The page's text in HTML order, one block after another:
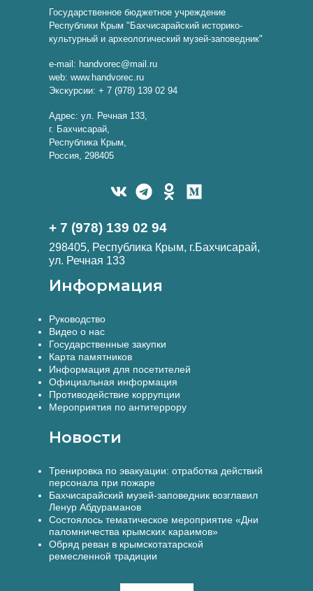
Государственное бюджетное учреждение
Республики Крым "Бахчисарайский историко-
культурный и археологический музей-заповедник"
e-mail: handvorec@mail.ru
web: www.handvorec.ru
Экскурсии: + 7 (978) 139 02 94
Адрес: ул. Речная 133,
г. Бахчисарай,
Республика Крым,
Россия, 298405
+ 7 (978) 139 02 94
298405, Республика Крым, г.Бахчисарай,
ул. Речная 133
Информация
Руководство
Видео о нас
Государственные закупки
Карта памятников
Информация для посетителей
Официальная информация
Противодействие коррупции
Мероприятия по антитеррору
Новости
Тренировка по эвакуации: отработка действий
персонала при пожаре
Бахчисарайский музей-заповедник возглавил
Ленур Абдураманов
Состоялось тематическое мероприятие «Дни
паломничества крымских караимов»
Обряд реван в крымскотатарской
ремесленной традиции